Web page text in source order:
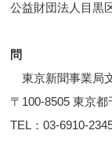
公益財団法人目黒
問
東京新聞事業局
〒100-8505 東京
TEL：03-6910-